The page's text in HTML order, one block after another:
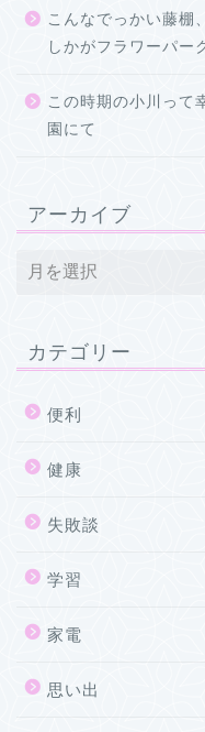
こんなでっかい藤棚
しかがフラワーパー
この時期の小川って
園にて
アーカイブ
カテゴリー
便利
健康
失敗談
学習
家電
思い出